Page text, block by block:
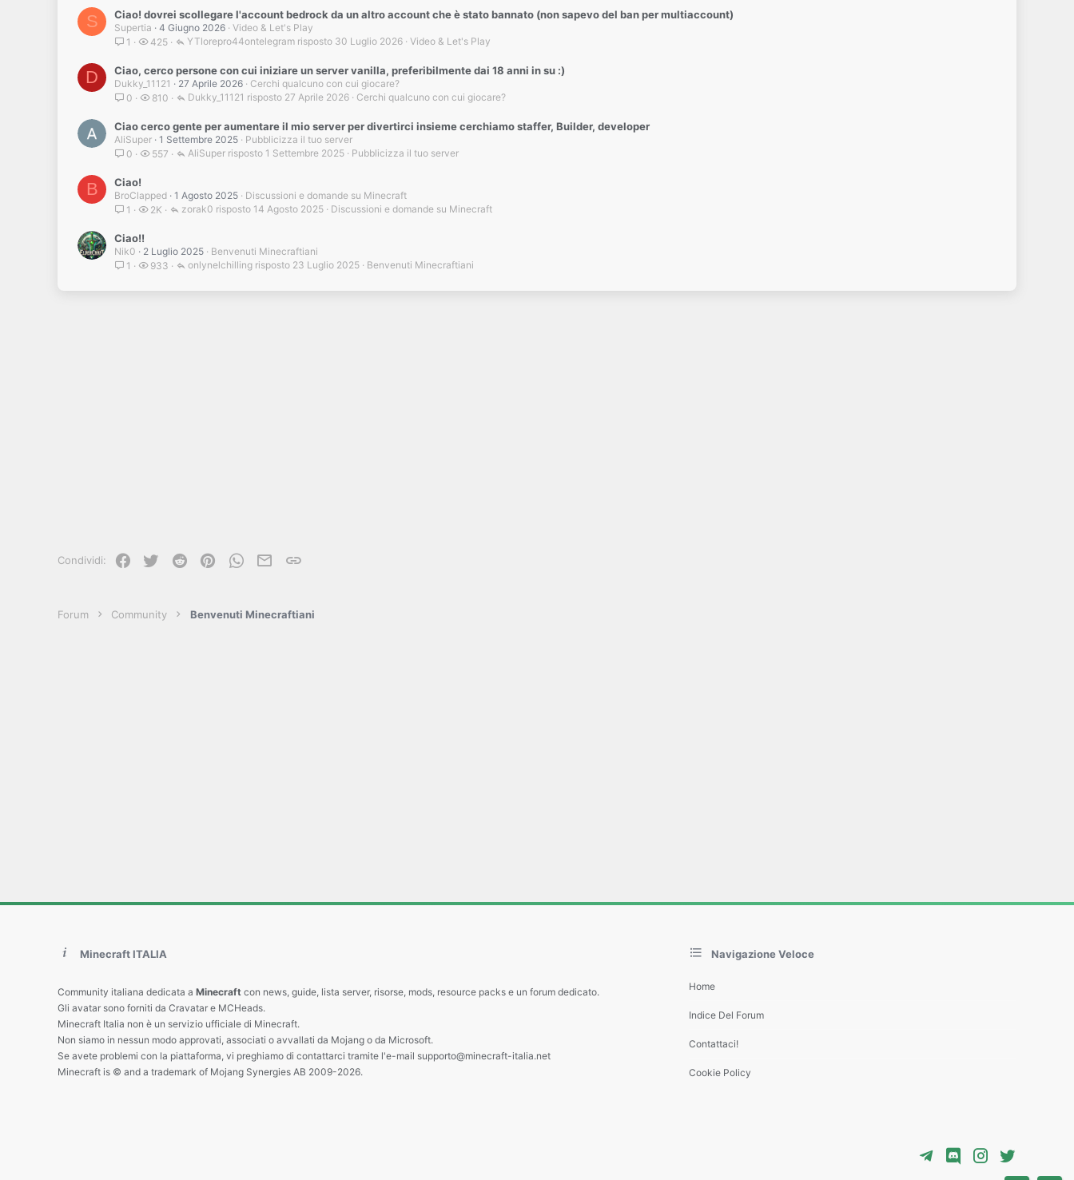
S Ciao! dovrei scollegare l'account bedrock da un altro account che è stato bannato (non sapevo del ban per multiaccount)
Supertia 4 Giugno 2026 Video & Let's Play
1
425 Video & Let's Play
30 Luglio 2026
YTlorepro44ontelegram
D Ciao, cerco persone con cui iniziare un server vanilla, preferibilmente dai 18 anni in su :)
Dukky_11121 27 Aprile 2026
Cerchi qualcuno con cui giocare?
0
810 Cerchi qualcuno con cui giocare?
27 Aprile 2026
Dukky_11121
Ciao cerco gente per aumentare il mio server per divertirci insieme cerchiamo staffer, Builder, developer
AliSuper 1 Settembre 2025
Pubblicizza il tuo server
0
557 Pubblicizza il tuo server
1 Settembre 2025
AliSuper
B Ciao!
BroClapped 1 Agosto 2025
Discussioni e domande su Minecraft
1
2K Discussioni e domande su Minecraft
14 Agosto 2025
zorak0
Ciao!!
Nik0 2 Luglio 2025
Benvenuti Minecraftiani
1
933 Benvenuti Minecraftiani
23 Luglio 2025
onlynelchilling
Condividi: Facebook
Twitter Reddit PinterestWhatsApp
e-mailLink
Forum Community Benvenuti Minecraftiani
Minecraft ITALIA
Community italiana dedicata a Minecraft con news, guide, lista server, risorse, mods, resource packs e un forum dedicato.
Gli avatar sono forniti da Cravatar e MCHeads.
Minecraft Italia non è un servizio ufficiale di Minecraft.
Non siamo in nessun modo approvati, associati o avvallati da Mojang o da Microsoft.
Se avete problemi con la piattaforma, vi preghiamo di contattarci tramite l'e-mail supporto@minecraft-italia.net
Minecraft is © and a trademark of Mojang Synergies AB 2009-2026.
Navigazione Veloce
Home
Indice Del Forum
Contattaci!
Cookie Policy